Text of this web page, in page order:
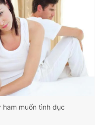
quảng cáo
780 404
Tòa soạn Chính sách bảo
muốn tình dục